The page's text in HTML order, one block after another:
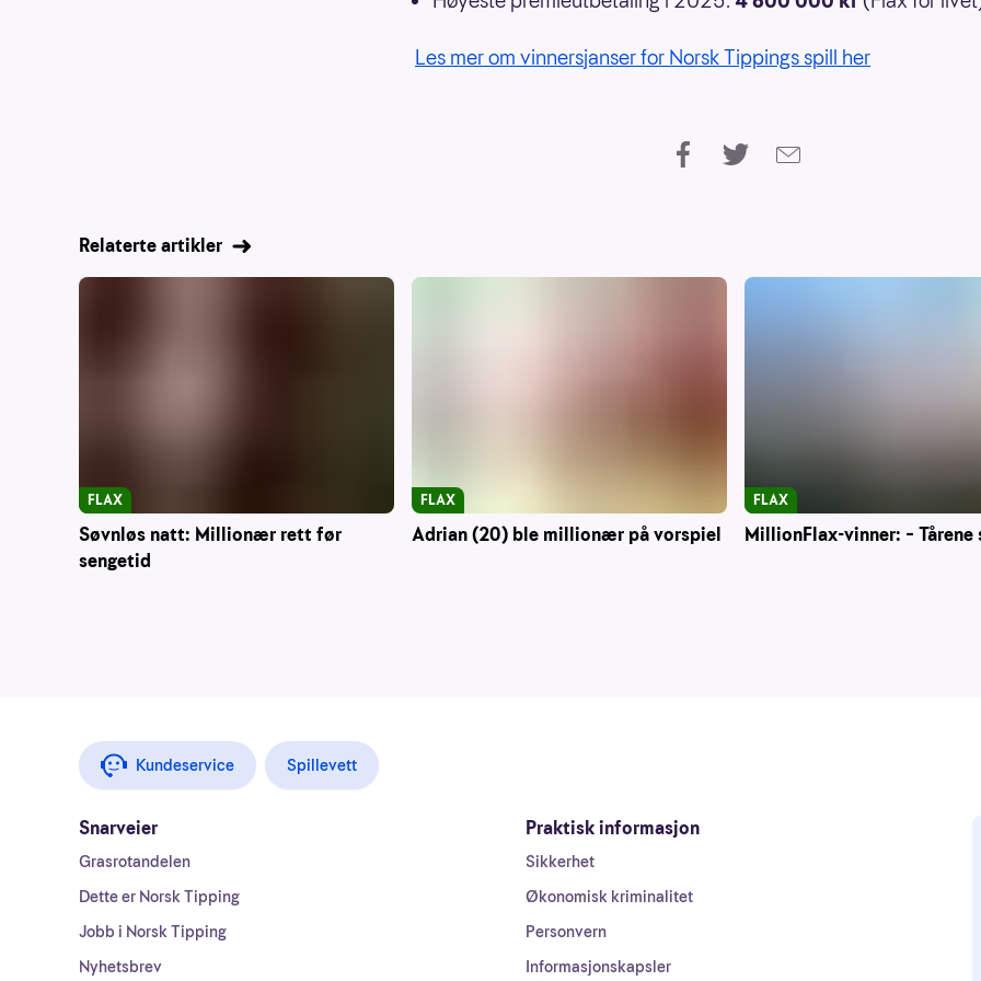
Les mer om vinnersjanser for Norsk Tippings spill her
Relaterte artikler
Søvnløs natt: Millionær rett før
sengetid
FLAX
Adrian (20) ble millionær på vorspiel
FLAX
MillionFlax-vinner: –
FLAX
Kundeservice Spillevett
Snarveier
Grasrotandelen
Dette er Norsk Tipping
Jobb i Norsk Tipping
Nyhetsbrev
Praktisk informasjon
Sikkerhet
Økonomisk kriminalitet
Personvern
Informasjonskapsler